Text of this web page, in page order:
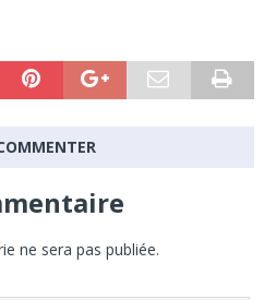
ne sera pas publiée.